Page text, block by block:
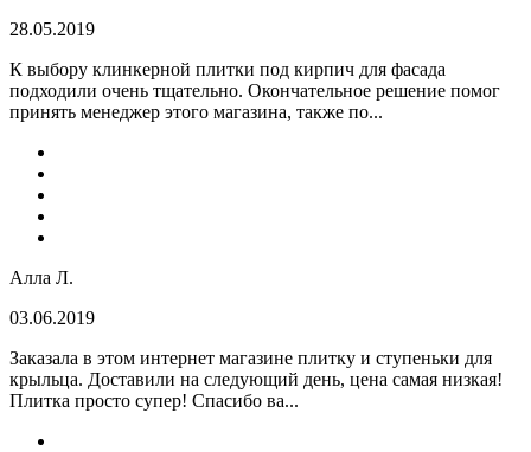
28.05.2019
К выбору клинкерной плитки под кирпич для фасада
подходили очень тщательно. Окончательное решение помог
принять менеджер этого магазина, также по...
Алла Л.
03.06.2019
Заказала в этом интернет магазине плитку и ступеньки для
крыльца. Доставили на следующий день, цена самая низкая!
Плитка просто супер! Спасибо ва...